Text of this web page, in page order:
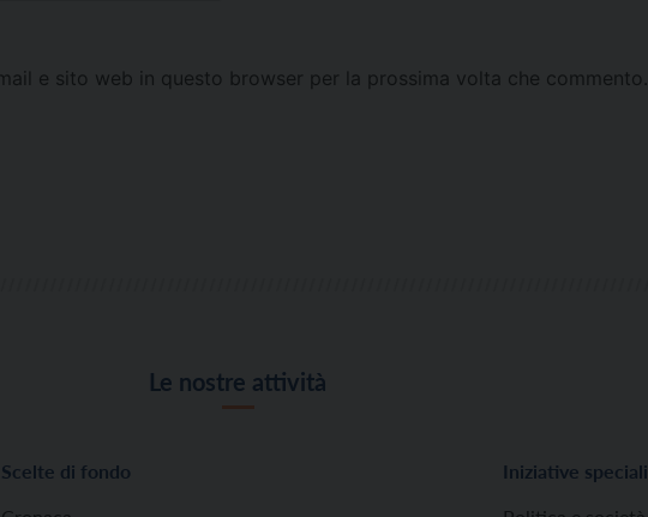
e sito web in questo browser per la prossima volta che commento.
Le nostre attività
Scelte di fondo
Iniziative speciali